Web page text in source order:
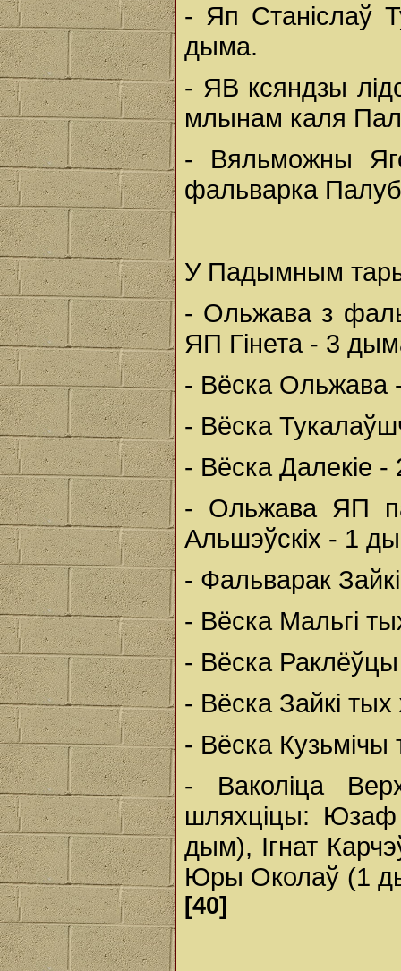
- Яп Станіслаў
дыма.
- ЯВ ксяндзы
млынам каля
- Вяльможны
фальварка
У Падымным
- Ольжава з
ЯП Гінета - 3
- Вёска Ольжава
- Вёска
- Вёска Далекіе
- Ольжава ЯП
Альшэўскіх - 1
- Фальварак
- Вёска Мальгі
- Вёска
- Вёска Зайкі
- Вёска
- Ваколіца
шляхціцы:
дым), Ігнат
Юры Околаў (1
[40]